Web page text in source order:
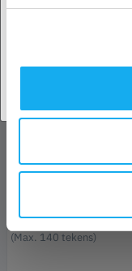
Telefoon